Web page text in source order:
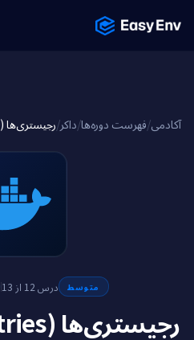
Menu
آکادمی/فهرست دوره‌ها/داکر/رجیستری‌ها (registries) و انتشار
متوسط درس 12 از 13
رجیستری‌ها (registries) و انتشار